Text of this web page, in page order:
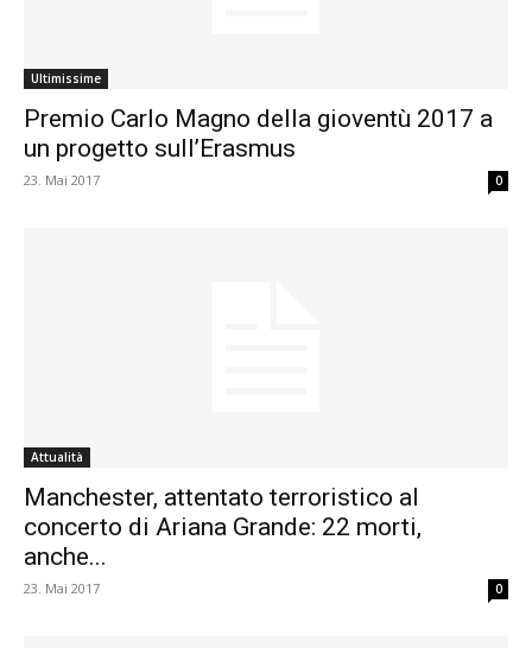
Ultimissime
Premio Carlo Magno della gioventù 2017 a
un progetto sull’Erasmus
23. Mai 2017 0
Attualità
Manchester, attentato terroristico al
concerto di Ariana Grande: 22 morti,
anche...
23. Mai 2017 0